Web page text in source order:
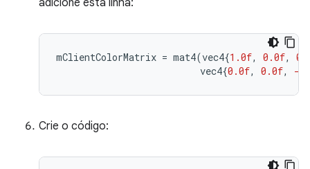
adicione esta linha:
mClientColorMatrix = mat4(vec4{1.0f, 0.0f,
vec4{0.0f, 0.0f, -
Crie o código: